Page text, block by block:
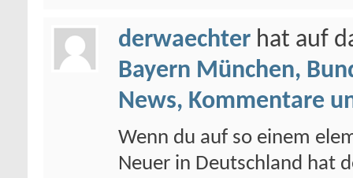
derwaechter hat auf
Bayern München,
News, Kommentare
Wenn du auf so einem
Neuer in Deutschland hat